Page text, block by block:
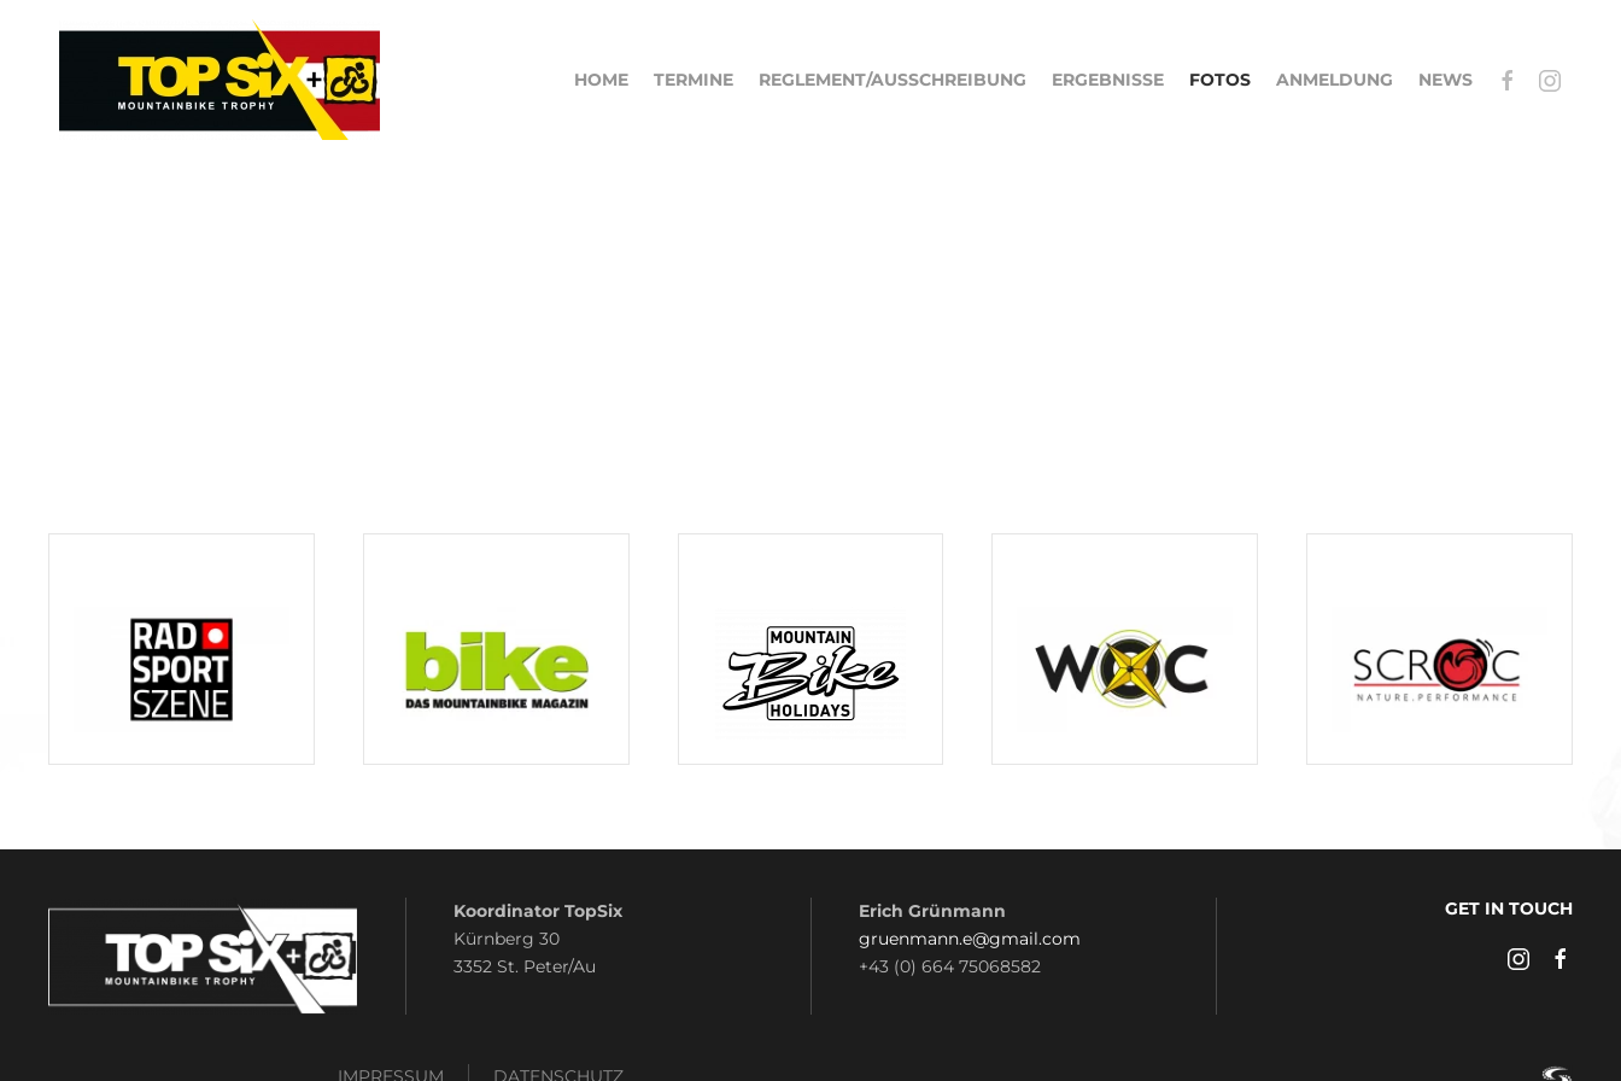
Skip to main content
HOME TERMINE REGLEMENT/AUSSCHREIBUNG ERGEBNISSE FOTOS ANMELDUNG NEWS
Koordinator TopSix
Kürnberg 30
3352 St. Peter/Au
Erich Grünmann
gruenmann.e@gmail.com
+43 (0) 664 75068582
GET IN TOUCH
IMPRESSUM DATENSCHUTZ